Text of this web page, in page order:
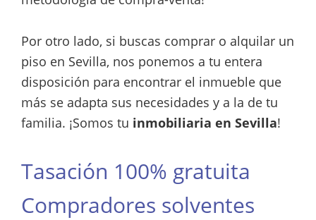
Por otro lado, si buscas comprar o alquilar un
piso en Sevilla, nos ponemos a tu entera
disposición para encontrar el inmueble que
más se adapta sus necesidades y a la de tu
familia. ¡Somos tu inmobiliaria en Sevilla!
Tasación 100% gratuita
Compradores solventes